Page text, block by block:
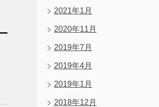
2021年1月
2020年11月
2019年7月
2019年4月
2019年1月
2018年12月